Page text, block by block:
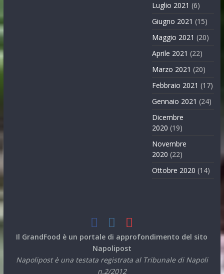
Luglio 2021 (6)
Giugno 2021 (15)
Maggio 2021 (20)
Aprile 2021 (22)
Marzo 2021 (20)
Febbraio 2021 (17)
Gennaio 2021 (24)
Dicembre
2020 (19)
Novembre
2020 (22)
Ottobre 2020 (14)
Il GrandFood è un portale di approfondimento del sito
Napolipost
Napolipost è una testata registrata al Tribunale di Napoli
n.2/2012